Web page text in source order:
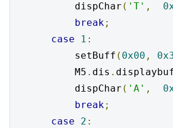
          dispChar
( 'T' ,
break;
case
1 :
          setBuff
( 0x00 ,
          M5
. dis .
          dispChar
( 'A' ,
break;
case
2 :